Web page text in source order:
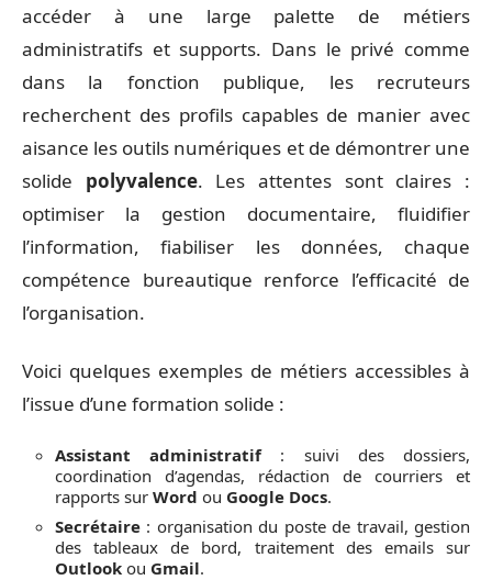
accéder à une large palette de métiers
administratifs et supports. Dans le privé comme
dans la fonction publique, les recruteurs
recherchent des profils capables de manier avec
aisance les outils numériques et de démontrer une
solide polyvalence. Les attentes sont claires :
optimiser la gestion documentaire, fluidifier
l’information, fiabiliser les données, chaque
compétence bureautique renforce l’efficacité de
l’organisation.
Voici quelques exemples de métiers accessibles à
l’issue d’une formation solide :
Assistant administratif: suivi des dossiers,
coordination d’agendas, rédaction de courriers et
rapports sur Word ou Google Docs.
Secrétaire : organisation du poste de travail, gestion
des tableaux de bord, traitement des emails sur
Outlook ou Gmail.